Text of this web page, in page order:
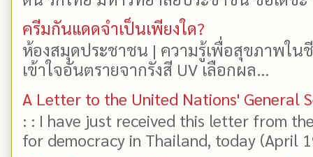
ครีมกันแดดจำเป็นเพียงใด?
ห้องสมุดประชาชน | ความรู้เพื่อสุขภาพใน
เข้าใจอันตรายจากรังสี UV เลือกผล...
A Letter to the United Nations' General
: : I have just received this letter from
for democracy in Thailand, today (April